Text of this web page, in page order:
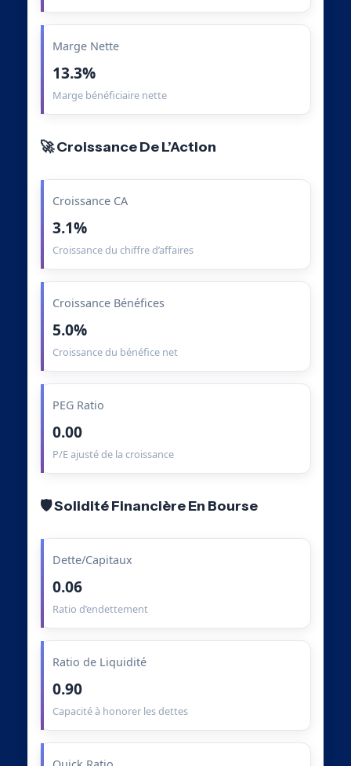
Marge Nette
13.3%
Marge bénéficiaire nette
🚀 Croissance De L’Action
Croissance CA
3.1%
Croissance du chiffre d’affaires
Croissance Bénéfices
5.0%
Croissance du bénéfice net
PEG Ratio
0.00
P/E ajusté de la croissance
🛡️ Solidité Financière En Bourse
Dette/Capitaux
0.06
Ratio d’endettement
Ratio de Liquidité
0.90
Capacité à honorer les dettes